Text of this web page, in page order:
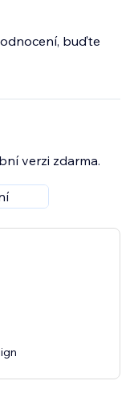
buďte
verzi zdarma.